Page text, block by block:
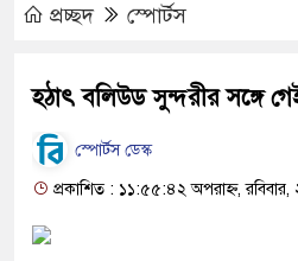
প্রচ্ছদ স্পোর্টস
হঠাৎ বলিউড সুন্দরীর সঙ্গে
স্পোর্টস ডেস্ক
প্রকাশিত : ১১:৫৫:৪২ অপরাহ্ন,